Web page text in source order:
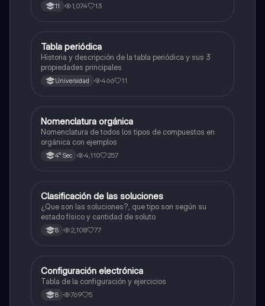
11 1,074 13
Química
Tabla periódica
Historia y descripción de la tabla periódica y sus 3
propiedades principales
Universidad 466 11
Química
Nomenclatura orgánica
Nomenclatura de todos los tipos de compuestos en
orgánica con ejemplos
4° Sec 4,110 257
Química
Clasificación de las soluciones
¿Que son las soluciones?, que tipo son según su
estado físico y cantidad de soluto
8 2,108 77
Química
Configuración electrónica
Tabla de la configuración y ejercicios
8 769 5